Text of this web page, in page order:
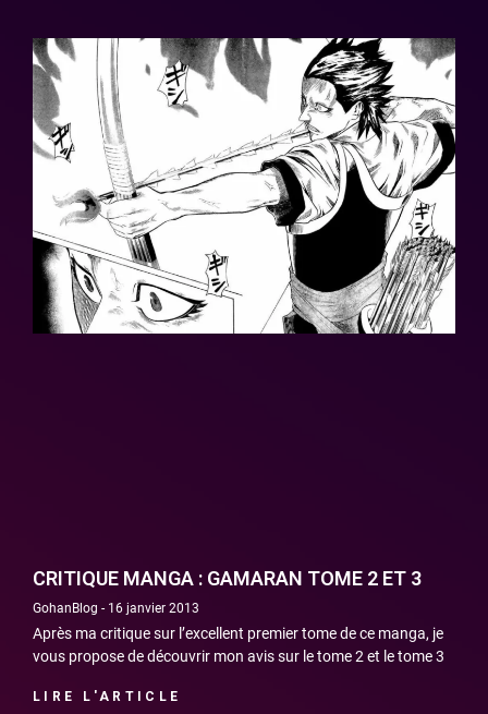
CRITIQUE MANGA : GAMARAN TOME 2 ET 3
GohanBlog 16 janvier 2013
Après ma critique sur l’excellent premier tome de ce manga, je
vous propose de découvrir mon avis sur le tome 2 et le tome 3
LIRE L'ARTICLE